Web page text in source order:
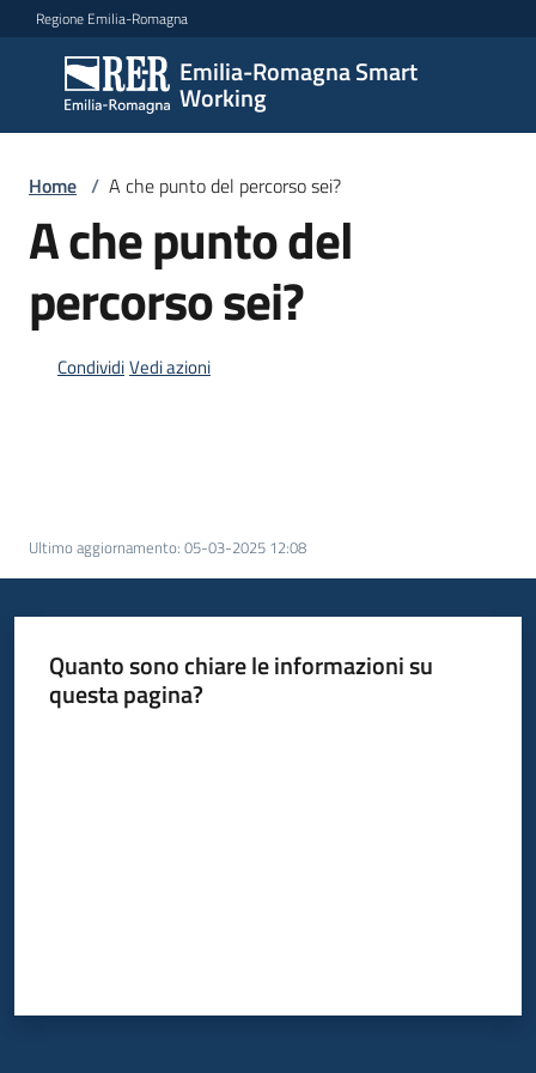
Vai al contenuto
Vai alla navigazione
Vai al footer
Regione Emilia-Romagna
Emilia-Romagna Smart
Working
Emilia-
Romagna
Smart
Working
i
percorsi
di
smart
working
Progetto
Home / A che punto del percorso sei?
A che punto del
percorso sei?
CondividiVedi azioni
Ultimo aggiornamento: 05-03-2025 12:08
Quanto sono chiare le informazioni su
questa pagina?